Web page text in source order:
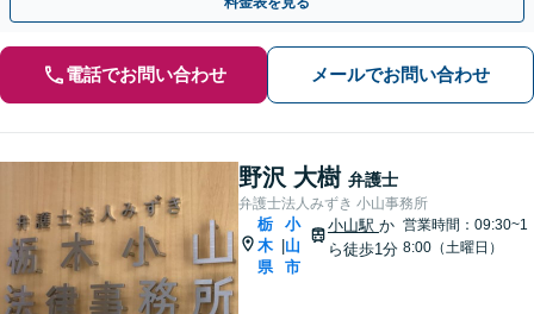
電話でお問い合わせ メールでお問い合わせ
野沢 大樹 弁護士
弁護士法人みずき 小山事務所
栃
木
県
小
山
市
小山駅 か
ら徒歩1分
営業時間：09:30~1
8:00（土曜日）